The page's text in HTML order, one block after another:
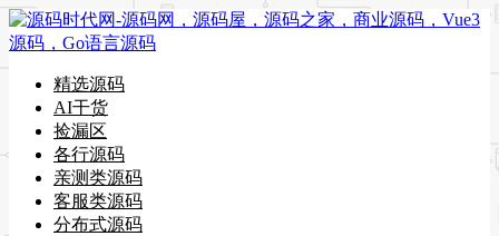
精选源码
AI干货
捡漏区
各行源码
亲测类源码
客服类源码
分布式源码